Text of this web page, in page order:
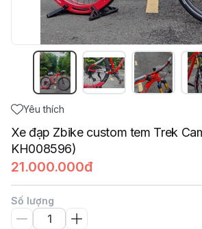
Yêu thích
Xe đạp Zbike custom tem Trek
KH008596)
21.000.000đ
Số lượng